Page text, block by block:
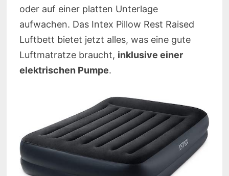
oder auf einer platten Unterlage
aufwachen. Das Intex Pillow Rest Raised
Luftbett bietet jetzt alles, was eine gute
Luftmatratze braucht, inklusive einer
elektrischen Pumpe.